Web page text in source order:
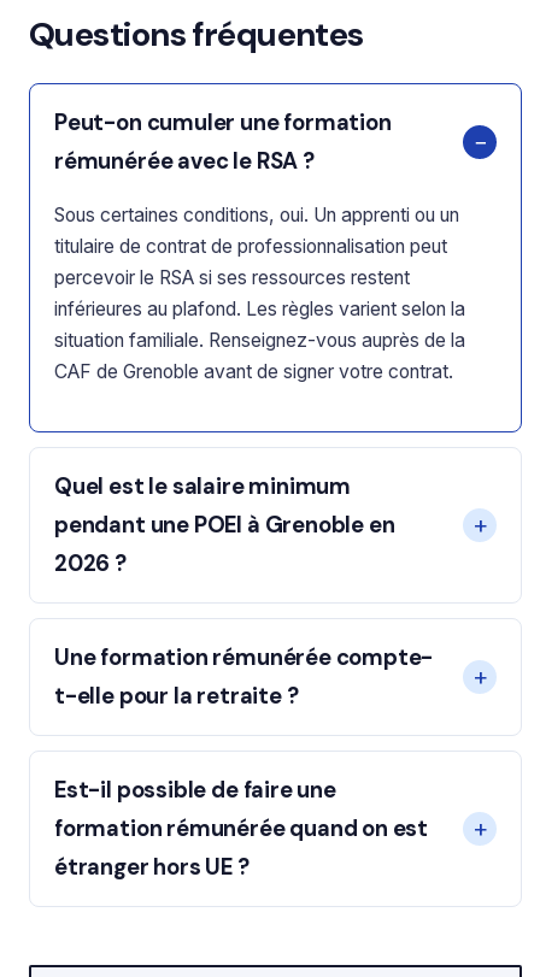
Questions fréquentes
Peut-on cumuler une formation
rémunérée avec le RSA ?
Sous certaines conditions, oui. Un apprenti ou un
titulaire de contrat de professionnalisation peut
percevoir le RSA si ses ressources restent
inférieures au plafond. Les règles varient selon la
situation familiale. Renseignez-vous auprès de la
CAF de Grenoble avant de signer votre contrat.
Quel est le salaire minimum
pendant une POEI à Grenoble en
2026 ?
Une formation rémunérée compte-
t-elle pour la retraite ?
Est-il possible de faire une
formation rémunérée quand on est
étranger hors UE ?